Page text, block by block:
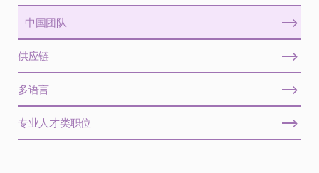
中国团队
供应链
多语言
专业人才类职位